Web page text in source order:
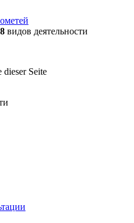
видов деятельности